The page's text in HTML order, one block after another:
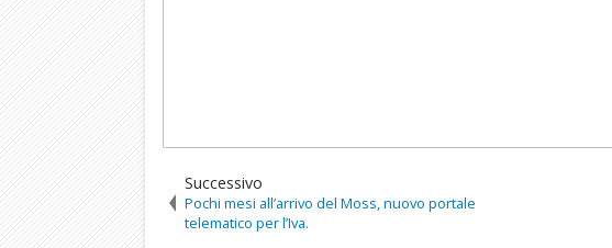
Successivo
Pochi mesi all’arrivo del Moss, nuovo portale
telematico per l’Iva.